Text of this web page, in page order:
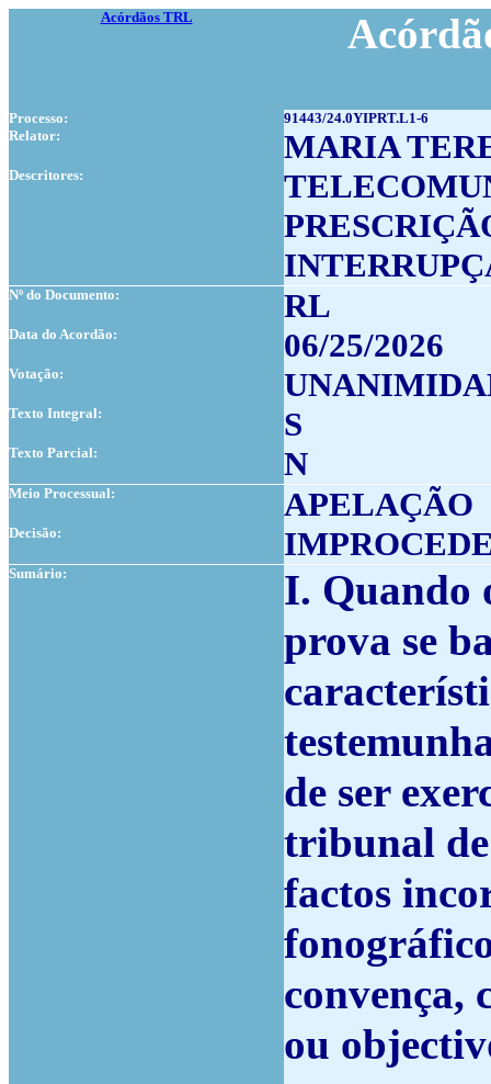
Acórdãos TRL
Processo:
91443/24.0YIPRT.L1-6
Relator:
MARIA
Descritores:
Nº do Documento: RL
Data do Acordão: 06/25/2026
Votação:
Texto Integral: S
Texto Parcial: N
Meio Processual: APELAÇÃO
Decisão:
Sumário:
I. Quando
prova se
de ser
tribunal de
factos
convença,
ou